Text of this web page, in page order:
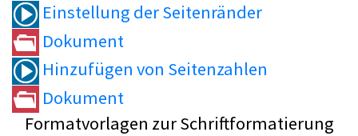
Einstellung der Seitenränder
Dokument
Hinzufügen von Seitenzahlen
Dokument
Formatvorlagen zur Schriftformatierung